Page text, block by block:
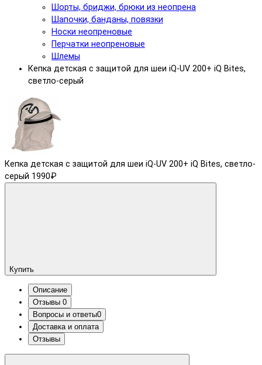
Шорты, бриджи, брюки из неопрена
Шапочки, банданы, повязки
Носки неопреновые
Перчатки неопреновые
Шлемы
Кепка детская с защитой для шеи iQ-UV 200+ iQ Bites,
светло-серый
Кепка детская с защитой для шеи iQ-UV 200+ iQ Bites, светло-
серый 1990₽
Купить
Описание
Отзывы 0
Вопросы и ответы0
Доставка и оплата
Отзывы